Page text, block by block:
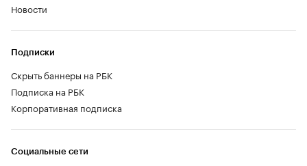
Новости
Социальные сети
Подписки
Скрыть баннеры на РБК
Подписка на РБК
Корпоративная подписка